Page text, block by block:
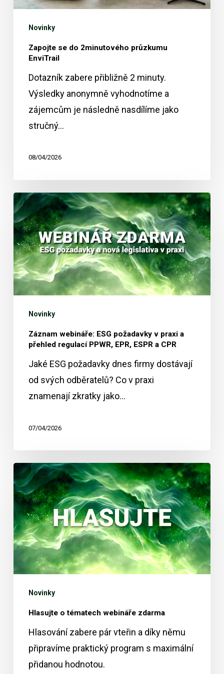
Novinky
Zapojte se do 2minutového průzkumu
EnviTrail
Dotazník zabere přibližně 2 minuty.
Výsledky anonymně vyhodnotíme a
zájemcům je následně nasdílíme jako
stručný…
08/04/2026
Záznam
webináře:
ESG
požadavky
v
praxi
a
přehled
regulací
PPWR,
ESPR
Novinky
Záznam webináře: ESG požadavky v praxi a
přehled regulací PPWR, EPR, ESPR a CPR
Jaké ESG požadavky dnes firmy dostávají
od svých odběratelů? Co v praxi
znamenají zkratky jako…
07/04/2026
Hlasujte
o
tématech
webináře
zdarma
Novinky
Hlasujte o tématech webináře zdarma
Hlasování zabere pár vteřin a díky němu
připravíme praktický program s maximální
přidanou hodnotou.